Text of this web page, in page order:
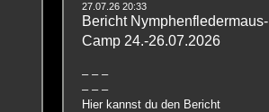
27.07.26 20:33
Bericht Nymphenfledermaus-
Camp 24.-26.07.2026
– – –
– – –
Hier kannst du den Bericht